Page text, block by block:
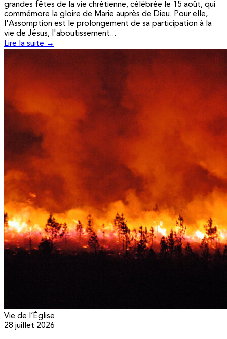
grandes fêtes de la vie chrétienne, célébrée le 15 août, qui
commémore la gloire de Marie auprès de Dieu. Pour elle,
l'Assomption est le prolongement de sa participation à la
vie de Jésus, l'aboutissement...
Lire la suite →
Vie de l’Église
28 juillet 2026